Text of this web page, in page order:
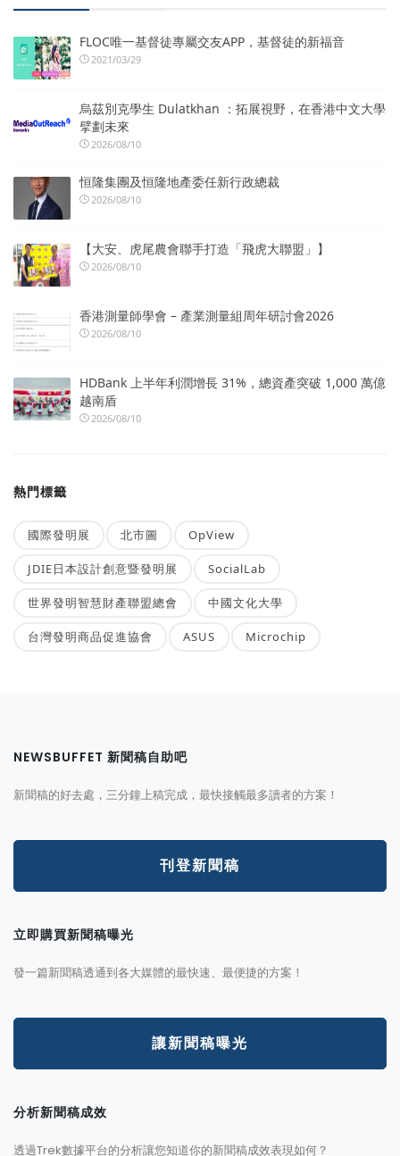
FLOC唯一基督徒專屬交友APP，基督徒的新福音
2021/03/29
烏茲別克學生 Dulatkhan ：拓展視野，在香港中文大學
擘劃未來
2026/08/10
恒隆集團及恒隆地產委任新行政總裁
2026/08/10
【大安、虎尾農會聯手打造「飛虎大聯盟」】
2026/08/10
香港測量師學會 – 產業測量組周年研討會2026
2026/08/10
HDBank 上半年利潤增長 31%，總資產突破 1,000 萬億
越南盾
2026/08/10
熱門標籤
國際發明展 北市圖 OpView
JDIE日本設計創意暨發明展 SocialLab
世界發明智慧財產聯盟總會 中國文化大學
台灣發明商品促進協會 ASUS Microchip
NEWSBUFFET 新聞稿自助吧
新聞稿的好去處，三分鐘上稿完成，最快接觸最多讀者的方案！
刊登新聞稿
立即購買新聞稿曝光
發一篇新聞稿透通到各大媒體的最快速、最便捷的方案！
讓新聞稿曝光
分析新聞稿成效
透過Trek數據平台的分析讓您知道你的新聞稿成效表現如何？